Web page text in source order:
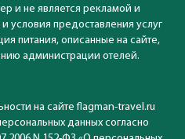
и не является рекламой и
условия предоставления услуг
питания, описанные на сайте,
администрации отелей.
на сайте flagman-travel.ru
данных согласно